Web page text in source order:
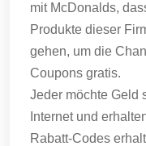
mit McDonalds,
Produkte dieser
gehen, um die
Coupons gratis.
Jeder möchte Geld
Internet und
Rabatt-Codes